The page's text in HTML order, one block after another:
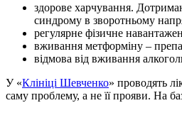
здорове харчування.
синдрому в зворотньому
регулярне фізичне
вживання метформіну –
відмова від вживання
У «Клініці Шевченко» проводять
саму проблему, а не її прояви. На